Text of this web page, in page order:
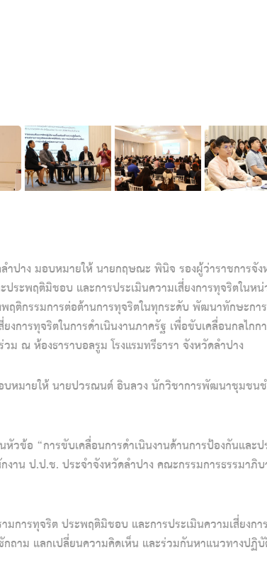
ปาง มอบหมายให้ นายกฤษณะ พินิจ รองผู้ว่าราชการจั
ระพฤติมิชอบ และการประเมินความเสี่ยงการทุจริตใน
ติกรรมการต่อต้านการทุจริตในทุกระดับ พัฒนาทักษะกา
ยงการทุจริตในการดำเนินงานภาครัฐ เพื่อขับเคลื่อนกล
ม ณ ห้องธาราบอลรูม โรงแรมทรีธารา จังหวัดลำปาง
หมายให้ นายปวรณนต์ อินลวง นักวิชาการพัฒนาชุมชน
หัวข้อ “การขับเคลื่อนการดำเนินงานด้านการป้องกันแ
าน ป.ป.ช. ประจำจังหวัดลำปาง คณะกรรมการธรรมา
การทุจริต ประพฤติมิชอบ และการประเมินความเสี่ยงก
ถาม แลกเปลี่ยนความคิดเห็น และร่วมกันหาแนวทางปฏิบั